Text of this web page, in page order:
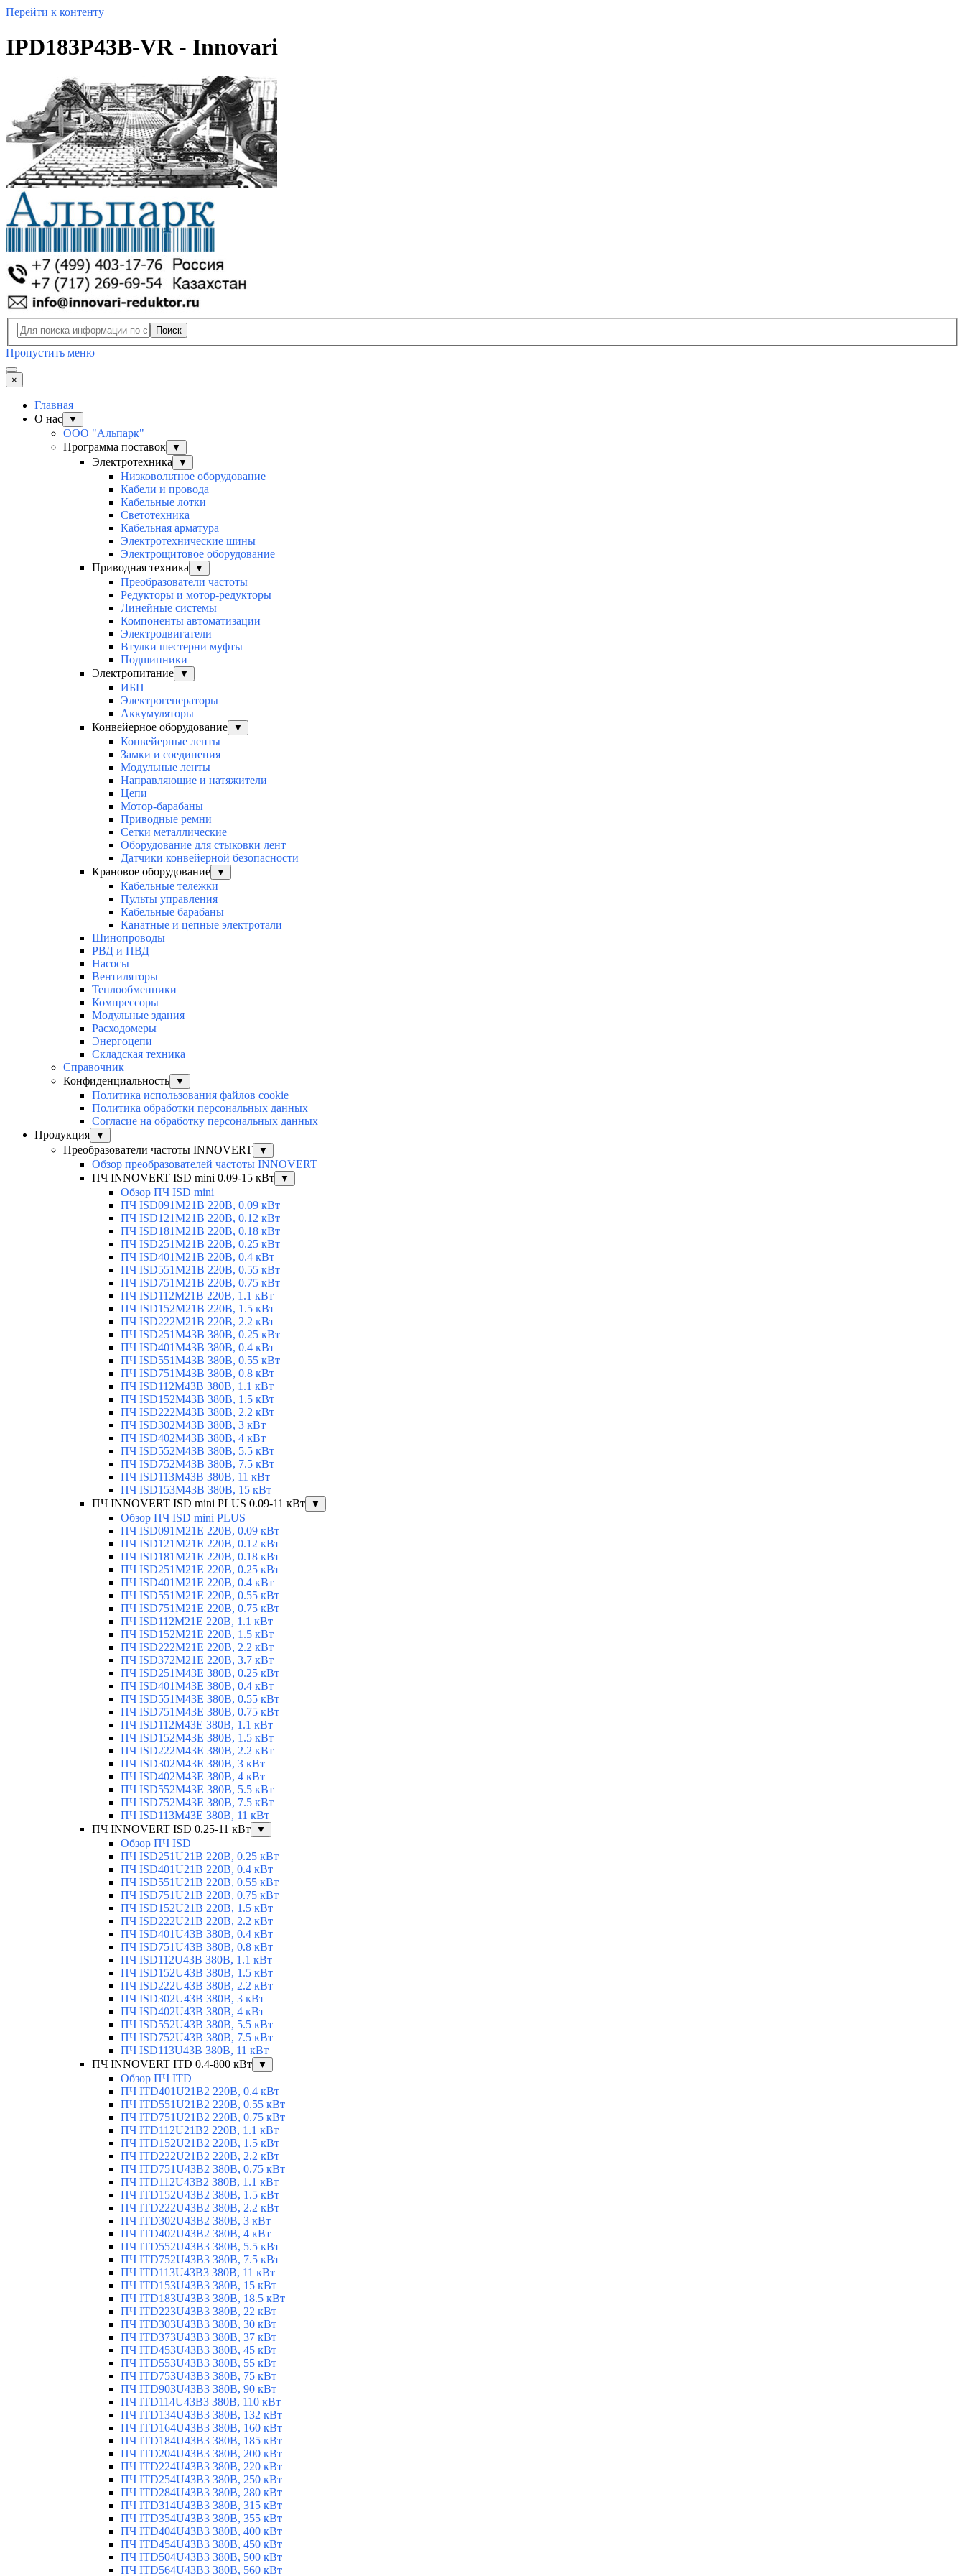
Перейти к контенту
IPD183P43B-VR - Innovari
Поиск
Пропустить меню
×
Главная
О нас
▼
ООО "Альпарк"
Программа поставок
▼
Электротехника ▼
Низковольтное оборудование
Кабели и провода
Кабельные лотки
Светотехника
Кабельная арматура
Электротехнические шины
Электрощитовое оборудование
Приводная техника
▼
Преобразователи частоты
Редукторы и мотор-редукторы
Линейные системы
Компоненты автоматизации
Электродвигатели
Втулки шестерни муфты
Подшипники
Электропитание
▼
ИБП
Электрогенераторы
Аккумуляторы
Конвейерное оборудование
▼
Конвейерные ленты
Замки и соединения
Модульные ленты
Направляющие и натяжители
Цепи
Мотор-барабаны
Приводные ремни
Сетки металлические
Оборудование для стыковки лент
Датчики конвейерной безопасности
Крановое оборудование
▼
Кабельные тележки
Пульты управления
Кабельные барабаны
Канатные и цепные электротали
Шинопроводы
РВД и ПВД
Насосы
Вентиляторы
Теплообменники
Компрессоры
Модульные здания
Расходомеры
Энергоцепи
Складская техника
Справочник
Конфиденциальность
▼
Политика использования файлов cookie
Политика обработки персональных данных
Согласие на обработку персональных данных
Продукция
▼
Преобразователи частоты INNOVERT ▼
Обзор преобразователей частоты INNOVERT
ПЧ INNOVERT ISD mini 0.09-15 кВт
▼
Обзор ПЧ ISD mini
ПЧ ISD091M21B 220В, 0.09 кВт
ПЧ ISD121M21B 220В, 0.12 кВт
ПЧ ISD181M21B 220В, 0.18 кВт
ПЧ ISD251M21B 220В, 0.25 кВт
ПЧ ISD401M21B 220В, 0.4 кВт
ПЧ ISD551M21B 220В, 0.55 кВт
ПЧ ISD751M21B 220В, 0.75 кВт
ПЧ ISD112M21B 220В, 1.1 кВт
ПЧ ISD152M21B 220В, 1.5 кВт
ПЧ ISD222M21B 220В, 2.2 кВт
ПЧ ISD251M43B 380В, 0.25 кВт
ПЧ ISD401M43B 380В, 0.4 кВт
ПЧ ISD551M43B 380В, 0.55 кВт
ПЧ ISD751M43B 380В, 0.8 кВт
ПЧ ISD112M43B 380В, 1.1 кВт
ПЧ ISD152M43B 380В, 1.5 кВт
ПЧ ISD222M43B 380В, 2.2 кВт
ПЧ ISD302M43B 380В, 3 кВт
ПЧ ISD402M43B 380В, 4 кВт
ПЧ ISD552M43B 380В, 5.5 кВт
ПЧ ISD752M43B 380В, 7.5 кВт
ПЧ ISD113M43B 380В, 11 кВт
ПЧ ISD153M43B 380В, 15 кВт
ПЧ INNOVERT ISD mini PLUS 0.09-11 кВт
▼
Обзор ПЧ ISD mini PLUS
ПЧ ISD091M21E 220В, 0.09 кВт
ПЧ ISD121M21E 220В, 0.12 кВт
ПЧ ISD181M21E 220В, 0.18 кВт
ПЧ ISD251M21E 220В, 0.25 кВт
ПЧ ISD401M21E 220В, 0.4 кВт
ПЧ ISD551M21E 220В, 0.55 кВт
ПЧ ISD751M21E 220В, 0.75 кВт
ПЧ ISD112M21E 220В, 1.1 кВт
ПЧ ISD152M21E 220В, 1.5 кВт
ПЧ ISD222M21E 220В, 2.2 кВт
ПЧ ISD372M21E 220В, 3.7 кВт
ПЧ ISD251M43E 380В, 0.25 кВт
ПЧ ISD401M43E 380В, 0.4 кВт
ПЧ ISD551M43E 380В, 0.55 кВт
ПЧ ISD751M43E 380В, 0.75 кВт
ПЧ ISD112M43E 380В, 1.1 кВт
ПЧ ISD152M43E 380В, 1.5 кВт
ПЧ ISD222M43E 380В, 2.2 кВт
ПЧ ISD302M43E 380В, 3 кВт
ПЧ ISD402M43E 380В, 4 кВт
ПЧ ISD552M43E 380В, 5.5 кВт
ПЧ ISD752M43E 380В, 7.5 кВт
ПЧ ISD113M43E 380В, 11 кВт
ПЧ INNOVERT ISD 0.25-11 кВт
▼
Обзор ПЧ ISD
ПЧ ISD251U21B 220В, 0.25 кВт
ПЧ ISD401U21B 220В, 0.4 кВт
ПЧ ISD551U21B 220В, 0.55 кВт
ПЧ ISD751U21B 220В, 0.75 кВт
ПЧ ISD152U21B 220В, 1.5 кВт
ПЧ ISD222U21B 220В, 2.2 кВт
ПЧ ISD401U43B 380В, 0.4 кВт
ПЧ ISD751U43B 380В, 0.8 кВт
ПЧ ISD112U43B 380В, 1.1 кВт
ПЧ ISD152U43B 380В, 1.5 кВт
ПЧ ISD222U43B 380В, 2.2 кВт
ПЧ ISD302U43B 380В, 3 кВт
ПЧ ISD402U43B 380В, 4 кВт
ПЧ ISD552U43B 380В, 5.5 кВт
ПЧ ISD752U43B 380В, 7.5 кВт
ПЧ ISD113U43B 380В, 11 кВт
ПЧ INNOVERT ITD 0.4-800 кВт
▼
Обзор ПЧ ITD
ПЧ ITD401U21B2 220В, 0.4 кВт
ПЧ ITD551U21B2 220В, 0.55 кВт
ПЧ ITD751U21B2 220В, 0.75 кВт
ПЧ ITD112U21B2 220В, 1.1 кВт
ПЧ ITD152U21B2 220В, 1.5 кВт
ПЧ ITD222U21B2 220В, 2.2 кВт
ПЧ ITD751U43B2 380В, 0.75 кВт
ПЧ ITD112U43B2 380В, 1.1 кВт
ПЧ ITD152U43B2 380В, 1.5 кВт
ПЧ ITD222U43B2 380В, 2.2 кВт
ПЧ ITD302U43B2 380В, 3 кВт
ПЧ ITD402U43B2 380В, 4 кВт
ПЧ ITD552U43B3 380В, 5.5 кВт
ПЧ ITD752U43B3 380В, 7.5 кВт
ПЧ ITD113U43B3 380В, 11 кВт
ПЧ ITD153U43B3 380В, 15 кВт
ПЧ ITD183U43B3 380В, 18.5 кВт
ПЧ ITD223U43B3 380В, 22 кВт
ПЧ ITD303U43B3 380В, 30 кВт
ПЧ ITD373U43B3 380В, 37 кВт
ПЧ ITD453U43B3 380В, 45 кВт
ПЧ ITD553U43B3 380В, 55 кВт
ПЧ ITD753U43B3 380В, 75 кВт
ПЧ ITD903U43B3 380В, 90 кВт
ПЧ ITD114U43B3 380В, 110 кВт
ПЧ ITD134U43B3 380В, 132 кВт
ПЧ ITD164U43B3 380В, 160 кВт
ПЧ ITD184U43B3 380В, 185 кВт
ПЧ ITD204U43B3 380В, 200 кВт
ПЧ ITD224U43B3 380В, 220 кВт
ПЧ ITD254U43B3 380В, 250 кВт
ПЧ ITD284U43B3 380В, 280 кВт
ПЧ ITD314U43B3 380В, 315 кВт
ПЧ ITD354U43B3 380В, 355 кВт
ПЧ ITD404U43B3 380В, 400 кВт
ПЧ ITD454U43B3 380В, 450 кВт
ПЧ ITD504U43B3 380В, 500 кВт
ПЧ ITD564U43B3 380В, 560 кВт